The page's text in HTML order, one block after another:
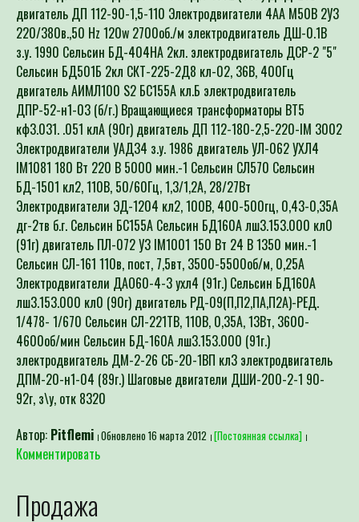
двигатель ДП 112-90-1,5-110 Электродвигатели 4АА М50В 2У3
220/380в.,50 Hz 120w 2700об./м электродвигатель ДШ-0.1В
з.у. 1990 Сельсин БД-404НА 2кл. электродвигатель ДСР-2 "5"
Сельсин БД501Б 2кл СКТ-225-2Д8 кл-02, 36В, 400Гц
двигатель АИМЛ100 S2 БС155А кл.Б электродвигатель
ДПР-52-н1-03 (б/г.) Вращающиеся трансформаторы ВТ5
кф3.031. .051 клА (90г) двигатель ДП 112-180-2,5-220-IM 3002
Электродвигатели УАД34 з.у. 1986 двигатель УЛ-062 УХЛ4
IM1081 180 Вт 220 В 5000 мин.-1 Сельсин СЛ570 Сельсин
БД-1501 кл2, 110В, 50/60Гц, 1,3/1,2А, 28/27Вт
Электродвигатели ЭД-1204 кл2, 100В, 400-500гц, 0,43-0,35А
дг-2тв б.г. Сельсин БС155А Сельсин БД160А лш3.153.000 кл0
(91г) двигатель ПЛ-072 У3 IM1001 150 Вт 24 В 1350 мин.-1
Сельсин СЛ-161 110в, пост, 7,5вт, 3500-5500об/м, 0,25А
Электродвигатели ДАО60-4-3 ухл4 (91г.) Сельсин БД160А
лш3.153.000 кл0 (90г) двигатель РД-09(П,П2,ПА,П2А)-РЕД.
1/478- 1/670 Сельсин СЛ-221ТВ, 110В, 0,35А, 13Вт, 3600-
4600об/мин Сельсин БД-160А лш3.153.000 (91г.)
электродвигатель ДМ-2-26 СБ-20-1ВП кл3 электродвигатель
ДПМ-20-н1-04 (89г.) Шаговые двигатели ДШИ-200-2-1 90-
92г, з\у, отк 8320
Автор: Pitflemi Обновлено 16 марта 2012 [Постоянная ссылка]
Комментировать
Продажа